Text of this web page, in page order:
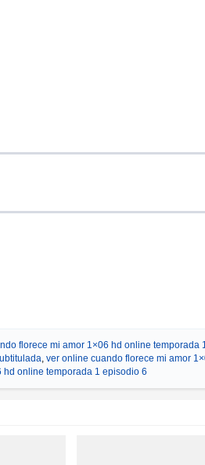
florece mi amor 1×06 hd online temporada 1
ver online cuando florece mi amor
online temporada 1 episodio 6